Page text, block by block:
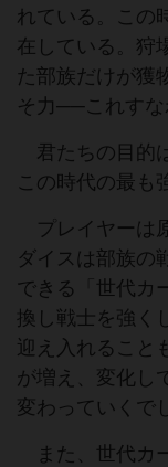
れている。この
在している。狩
た部族だけが獲
そ力──これすな
君たちの目的
この時代の最も
プレイヤーは
ダイスは部族の
できる「世代カ
換し戦士を強く
迎え入れること
が増え、変化し
変わっていくで
また、世代カ